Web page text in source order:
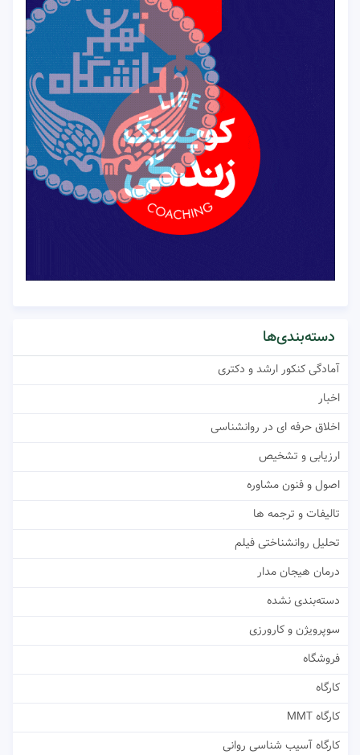
دسته‌بندی‌ها
آمادگی کنکور ارشد و دکتری
اخبار
اخلاق حرفه ای در روانشناسی
ارزیابی و تشخیص
اصول و فنون مشاوره
تالیفات و ترجمه ها
تحلیل روانشناختی فیلم
درمان هیجان مدار
دسته‌بندی نشده
سوپرویژن و کارورزی
فروشگاه
کارگاه
کارگاه MMT
کارگاه آسیب شناسی روانی